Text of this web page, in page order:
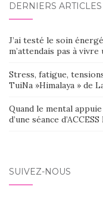
SEIN
DES
ARTICLES
DERNIERS ARTICLES
J’ai testé le soin
m’attendais pas à
Stress, fatigue,
TuiNa »Himalaya » de
Quand le mental
d’une séance
SUIVEZ-NOUS